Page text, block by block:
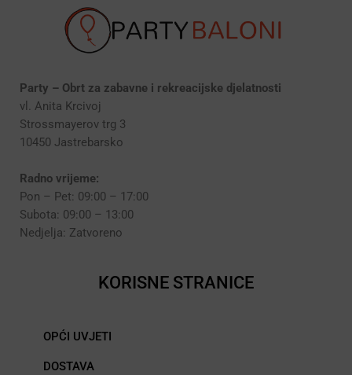
Party – Obrt za zabavne i rekreacijske djelatnosti
vl. Anita Krcivoj
Strossmayerov trg 3
10450 Jastrebarsko
Radno vrijeme:
Pon – Pet: 09:00 – 17:00
Subota: 09:00 – 13:00
Nedjelja: Zatvoreno
KORISNE STRANICE
OPĆI UVJETI
DOSTAVA